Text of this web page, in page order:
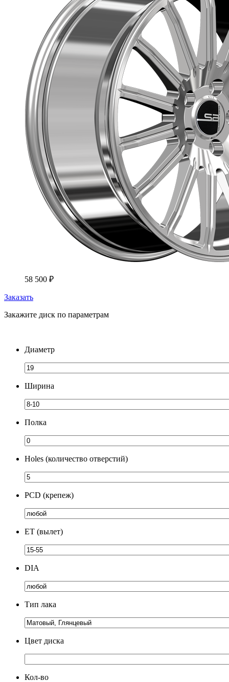
58 500 ₽
Заказать
Закажите диск по параметрам
Диаметр
Ширина
Полка
Holes (количество отверстий)
PCD (крепеж)
ЕТ (вылет)
DIA
Тип лака
Цвет диска
Кол-во